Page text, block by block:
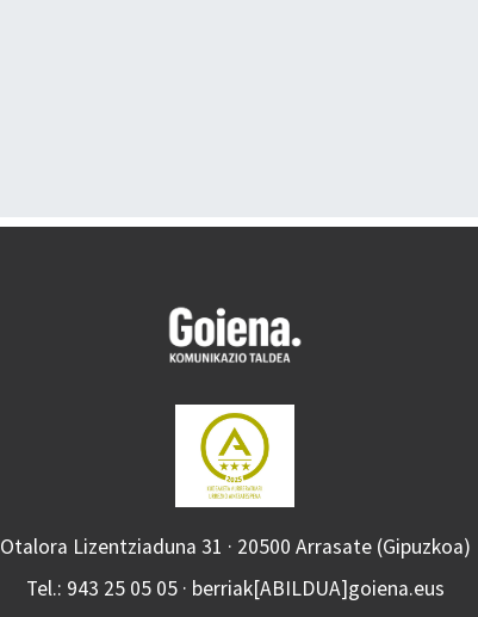
Otalora Lizentziaduna 31 · 20500 Arrasate (Gipuzkoa)
Tel.: 943 25 05 05 · berriak[ABILDUA]goiena.eus